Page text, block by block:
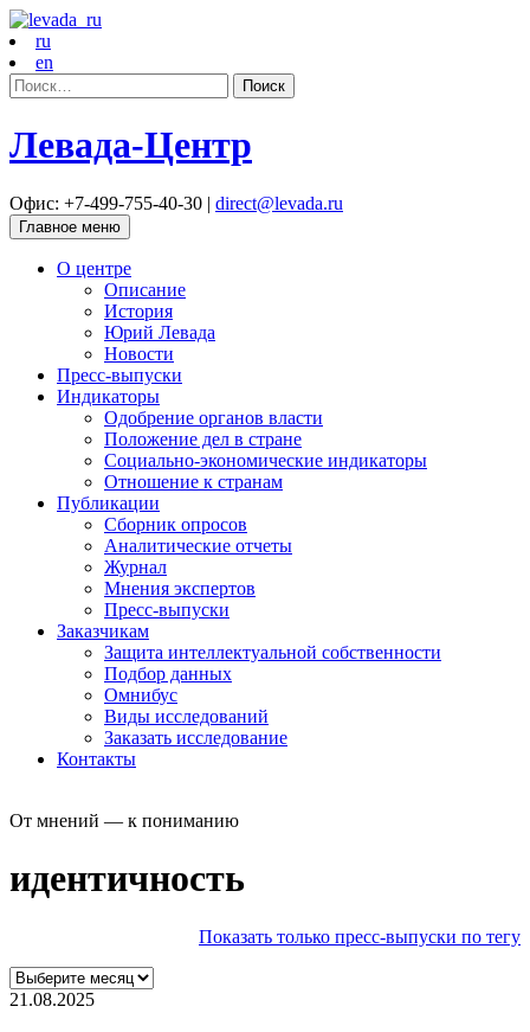
ru
en
Найти:
Левада-Центр
Офис: +7-499-755-40-30 | direct@levada.ru
Главное меню
О центре
Описание
История
Юрий Левада
Новости
Пресс-выпуски
Индикаторы
Одобрение органов власти
Положение дел в стране
Социально-экономические индикаторы
Отношение к странам
Публикации
Сборник опросов
Аналитические отчеты
Журнал
Мнения экспертов
Пресс-выпуски
Заказчикам
Защита интеллектуальной собственности
Подбор данных
Омнибус
Виды исследований
Заказать исследование
Контакты
От мнений — к пониманию
идентичность
Показать только пресс-выпуски по тегу
21.08.2025